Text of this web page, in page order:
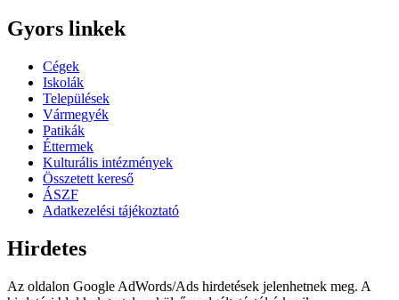
Gyors linkek
Cégek
Iskolák
Települések
Vármegyék
Patikák
Éttermek
Kulturális intézmények
Összetett kereső
ÁSZF
Adatkezelési tájékoztató
Hirdetes
Az oldalon Google AdWords/Ads hirdetések jelenhetnek meg. A